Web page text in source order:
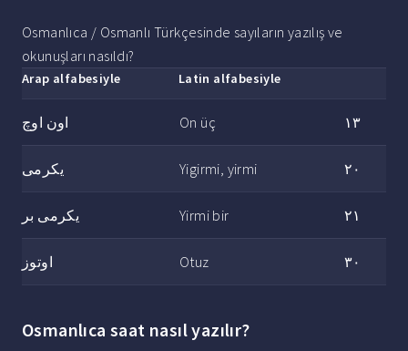
Osmanlıca / Osmanlı Türkçesinde sayıların yazılış ve
okunuşları nasıldı?
Arap alfabesiyle Latin alfabesiyle
اون اوچ On üç ١٣
یكرمی Yigirmi, yirmi ٢٠
یكرمی بر Yirmi bir ٢١
اوتوز Otuz ٣٠
Osmanlıca saat nasıl yazılır?